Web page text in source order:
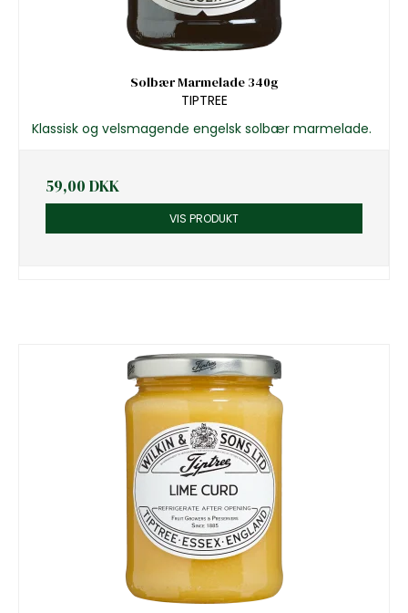
Solbær Marmelade 340g
TIPTREE
Klassisk og velsmagende engelsk solbær marmelade.
59,00 DKK
VIS PRODUKT